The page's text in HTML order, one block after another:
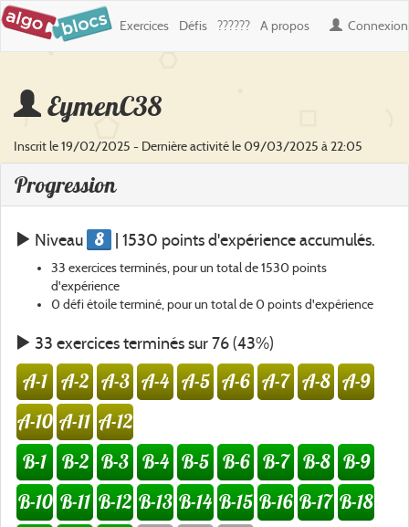
Connexion
Exercices Défis ?????? A propos
EymenC38
Inscrit le 19/02/2025 - Dernière activité le 09/03/2025 à 22:05
Progression
Niveau 8 | 1530 points d'expérience accumulés.
33 exercices terminés, pour un total de 1530 points
d'expérience
0 défi étoile terminé, pour un total de 0 points d'expérience
33 exercices terminés sur 76 (43%)
A-1 A-2 A-3 A-4 A-5 A-6 A-7 A-8 A-9
A-10 A-11 A-12
B-1
B-2 B-3 B-4 B-5 B-6 B-7 B-8 B-9
B-10 B-11 B-12 B-13 B-14 B-15 B-16 B-17 B-18